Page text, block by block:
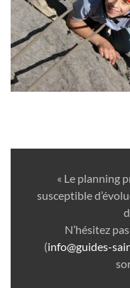
« Le planning
susceptible
N’hésitez
(info@guides-